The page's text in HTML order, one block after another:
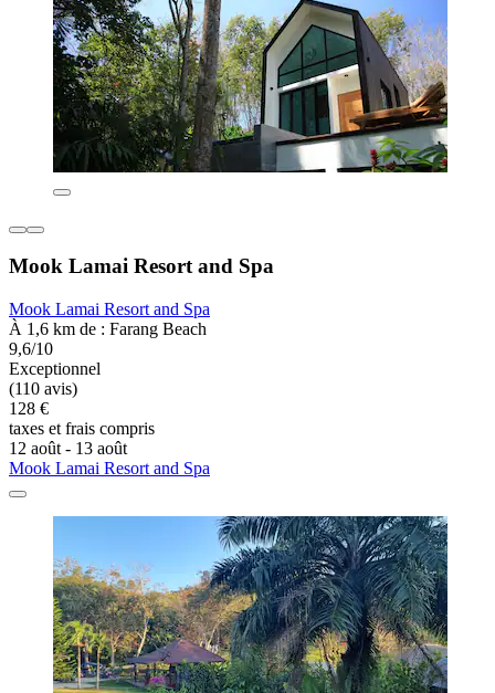
Mook Lamai Resort and Spa
Mook Lamai Resort and Spa
À 1,6 km de : Farang Beach
9,6/10
Exceptionnel
(110 avis)
128 €
taxes et frais compris
12 août - 13 août
Mook Lamai Resort and Spa